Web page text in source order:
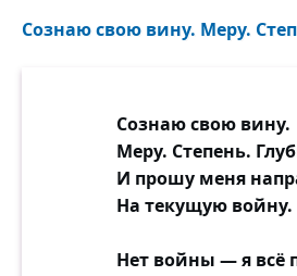
Сознаю свою вину. Меру.
Сознаю свою вину.
Меру. Степень.
И прошу меня
На текущую войну.
Нет войны — я всё